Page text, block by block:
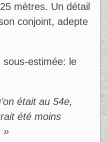
mètres. Un détail
conjoint, adepte